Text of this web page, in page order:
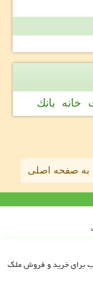
خانه بانك
به صفحه اصلی
برای خرید و فروش ملک